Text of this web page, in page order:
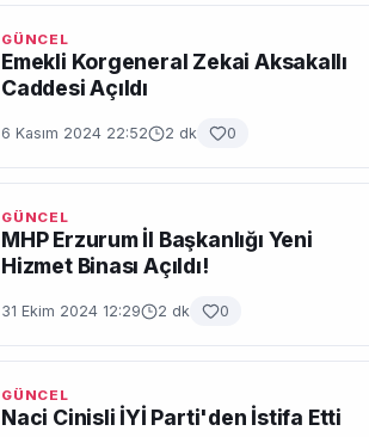
GÜNCEL
Emekli Korgeneral Zekai Aksakallı
Caddesi Açıldı
6 Kasım 2024 22:52 2 dk 0
GÜNCEL
MHP Erzurum İl Başkanlığı Yeni
Hizmet Binası Açıldı!
31 Ekim 2024 12:29 2 dk 0
GÜNCEL
Naci Cinisli İYİ Parti'den İstifa Etti